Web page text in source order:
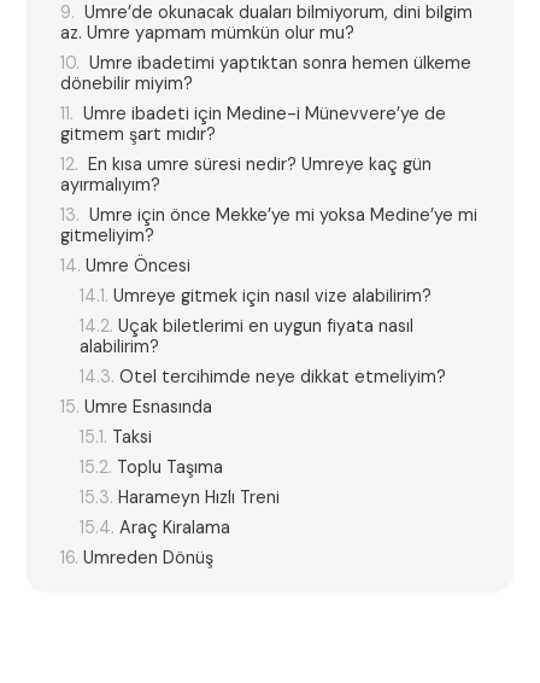
Umre’de okunacak duaları bilmiyorum, dini bilgim
az. Umre yapmam mümkün olur mu?
Umre ibadetimi yaptıktan sonra hemen ülkeme
dönebilir miyim?
Umre ibadeti için Medine-i Münevvere’ye de
gitmem şart mıdır?
En kısa umre süresi nedir? Umreye kaç gün
ayırmalıyım?
Umre için önce Mekke’ye mi yoksa Medine’ye mi
gitmeliyim?
Umre Öncesi
Umreye gitmek için nasıl vize alabilirim?
Uçak biletlerimi en uygun fiyata nasıl
alabilirim?
Otel tercihimde neye dikkat etmeliyim?
Umre Esnasında
Taksi
Toplu Taşıma
Harameyn Hızlı Treni
Araç Kiralama
Umreden Dönüş